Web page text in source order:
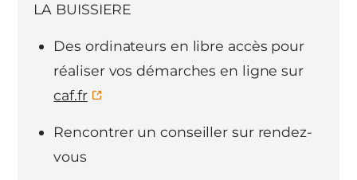
LA BUISSIERE
Des ordinateurs en libre accès pour
réaliser vos démarches en ligne sur
caf.fr
Rencontrer un conseiller sur rendez-
vous